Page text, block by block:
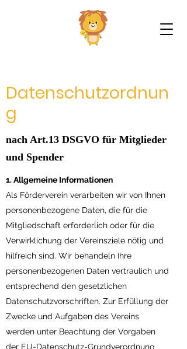
Datenschutzordnun
g
nach Art.13 DSGVO für Mitglieder
und Spender
1. Allgemeine Informationen
Als Förderverein verarbeiten wir von Ihnen
personenbezogene Daten, die für die
Mitgliedschaft erforderlich oder für die
Verwirklichung der Vereinsziele nötig und
hilfreich sind. Wir behandeln Ihre
personenbezogenen Daten vertraulich und
entsprechend den gesetzlichen
Datenschutzvorschriften. Zur Erfüllung der
Zwecke und Aufgaben des Vereins
werden unter Beachtung der Vorgaben
der EU-Datenschutz-Grundverordnung